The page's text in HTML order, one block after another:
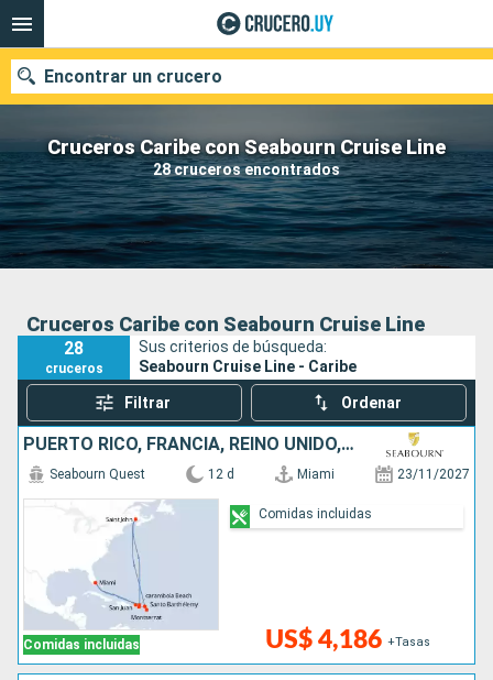
Cruceros Caribe con Seabourn Cruise Line
28 cruceros encontrados
Encontrar un crucero
Nuestros destinos
Fecha de salida
Buscar
Cruceros Caribe con Seabourn Cruise Line
28
cruceros
Sus criterios de búsqueda:
Seabourn Cruise Line - Caribe
Filtrar Ordenar
PUERTO RICO, FRANCIA, REINO UNIDO, CANADÁ, ESTADOS UNIDOS
Comidas incluidas
Seabourn Quest 12 d Miami 23/11/2027
US$ 4,186 +Tasas
Comidas incluidas